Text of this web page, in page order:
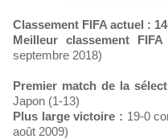
Classement FIFA actuel :
Meilleur classement
septembre 2018)
Premier match de la
Japon (1-13)
Plus large victoire : 19-0
août 2009)